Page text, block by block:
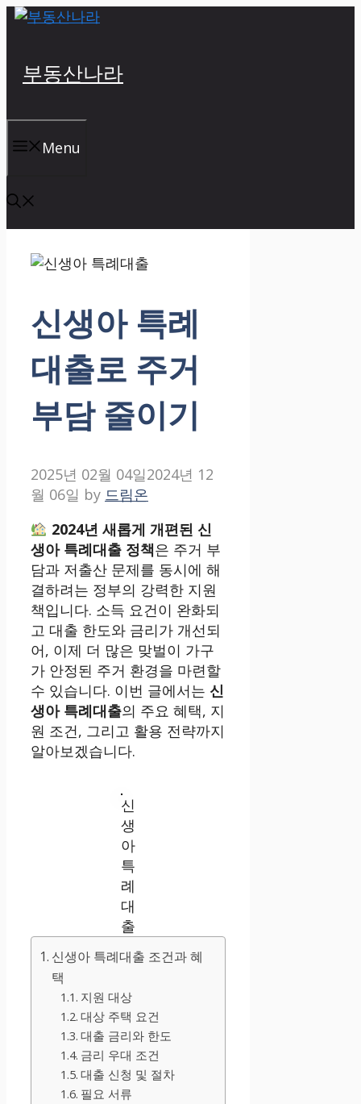
Skip
부동산나라
Menu
신생아 특례
대출로 주거
부담 줄이기
2025년 02월 04일2024년 12
월 06일 by 드림온
2024년 새롭게 개편된 신
생아 특례대출 정책은 주거 부
담과 저출산 문제를 동시에 해
결하려는 정부의 강력한 지원
책입니다. 소득 요건이 완화되
고 대출 한도와 금리가 개선되
어, 이제 더 많은 맞벌이 가구
가 안정된 주거 환경을 마련할
수 있습니다. 이번 글에서는 신
생아 특례대출의 주요 혜택, 지
원 조건, 그리고 활용 전략까지
알아보겠습니다.
신
생
아
특
례
대
출
신생아 특례대출 조건과 혜
택
지원 대상
대상 주택 요건
대출 금리와 한도
금리 우대 조건
대출 신청 및 절차
필요 서류